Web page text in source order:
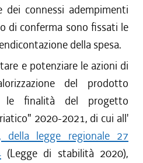
dei connessi adempimenti
di conferma sono fissati le
della spesa.
e potenziare le azioni di
del prodotto
le finalità del progetto
2020-2021, di cui all'
legge regionale 27
(Legge di stabilità 2020),